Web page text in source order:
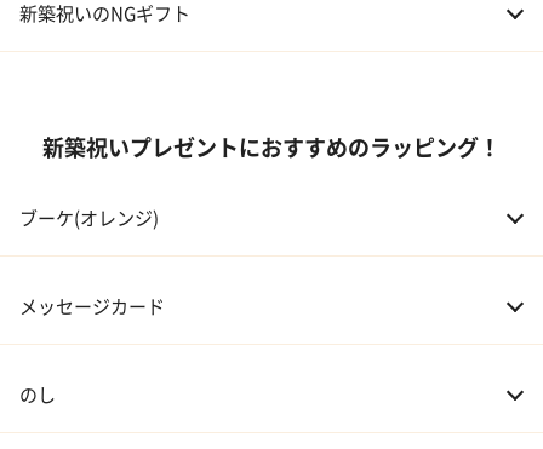
05 甥・姪 20,000～30,000円
06 孫 20,000～30,000円
新築祝いのNGギフト
新築祝いプレゼントにおすすめのラッピング！
ブーケ(オレンジ)
メッセージカード
のし